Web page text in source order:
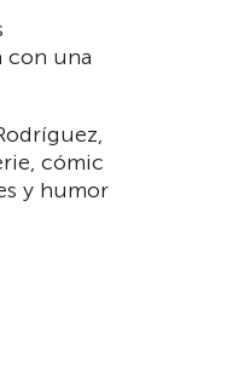
con una
cómic
y humor